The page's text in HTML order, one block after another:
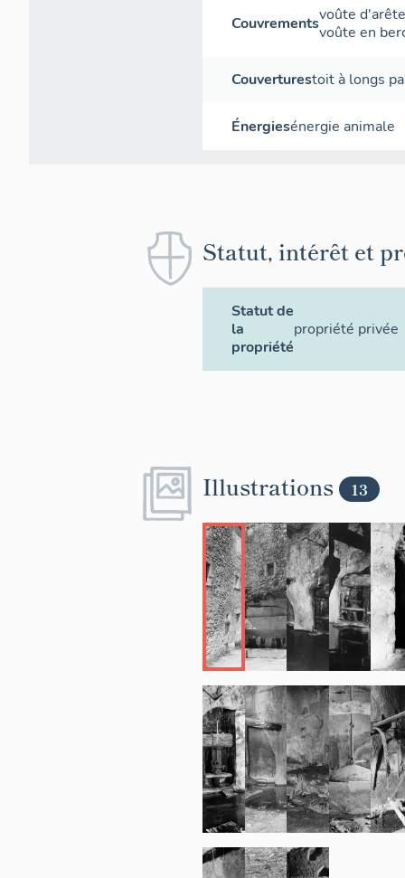
Couvrementsvoûte
voûte en
Couverturestoit à longs
Énergiesénergie animale
Statut, intérêt et
Statut de
la
propriété
propriété privée
Illustrations 13